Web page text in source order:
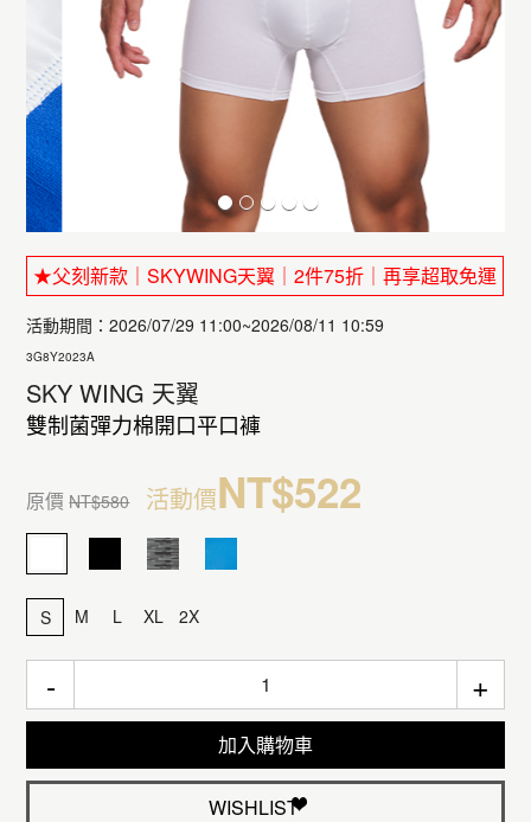
★父刻新款｜SKYWING天翼｜2件75折｜再享超取免運
活動期間：2026/07/29 11:00~2026/08/11 10:59
3G8Y2023A
SKY WING 天翼
雙制菌彈力棉開口平口褲
原價NT$580 活動價NT$522
S M L XL 2X
- +
加入購物車
WISHLIST